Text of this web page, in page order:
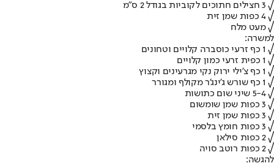
√ 3 חצילים חתוכים לקוביות בגודל 2 ס"מ
√ 4 כפות שמן זית
√ מעט מלח
למשרה:
√ 1 כף זרעי כוסברה קלויים וטחונים
√ 1 כפית זרעי כמון קלויים
√ 1 כף צ'ילי ירוק נקי מגרעינים וקצוץ
√ 1 כף שורש ג'ינג'ר מקולף ומגורר
√ 5-4 שיני שום כתושות
√ 3 כפות שמן שומשום
√ 3 כפות שמן זית
√ 3 כפות חומץ בלסמי
√ 2 כפות סילאן
√ 2 כפות רוטב סויה
להגשה: